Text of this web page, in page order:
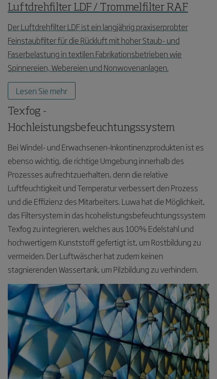
Luftdrehfilter LDF / Trommelfilter RAF
Der Luftdrehfilter LDF ist ein langjährig praxiserprobter
Feinstaubfilter für die Rückluft mit hoher Staub- und
Faserbelastung in textilen Fabrikationsbetrieben wie
Spinnereien, Webereien und Nonwovenanlagen.
Lesen Sie mehr
Texfog -
Hochleistungsbefeuchtungssystem
Bei Windel- und Erwachsenen-Inkontinenzprodukten ist es
ebenso wichtig, die richtige Umgebung innerhalb des
Prozesses aufrechtzuerhalten, denn die relative
Luftfeuchtigkeit und Temperatur verbessert den Prozess
und die Effizienz des Mitarbeiters. Luwa hat die Möglichkeit,
das Filtersystem in das hcohelistungsbefeuchtungssystem
Texfog zu integrieren, welches aus 100% Edelstahl und
hochwertigem Kunststoff gefertigt ist, um Rostbildung zu
vermeiden. Der Luftwäscher hat zudem keinen
stagnierenden Wassertank, um Pilzbildung zu verhindern.